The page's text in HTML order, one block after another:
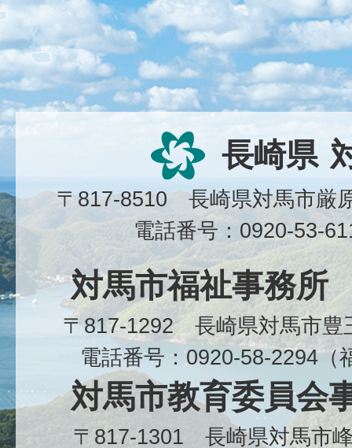
長崎県
〒817-8510 長崎県対馬市
電話番号：0920-53-
対馬市福祉事務所
〒817-1292 長崎県対馬市
電話番号：0920-58-2294（
対馬市教育委員会
〒817-1301 長崎県対馬市